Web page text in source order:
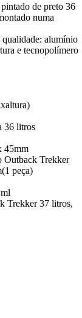
de preto 36
numa
qualidade: alumínio
e tecnopolímero
36 litros
45mm
Outback Trekker
peça)
Trekker 37 litros,